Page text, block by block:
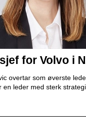
for Volvo i
overtar som øverste
en leder med sterk